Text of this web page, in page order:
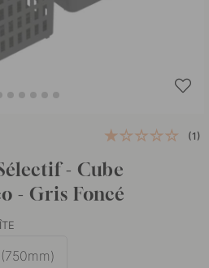
(1)
- Cube
- Gris Foncé